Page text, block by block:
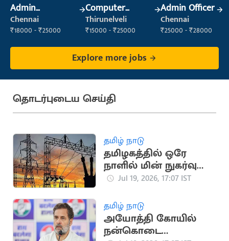
Admin
Supervisor
Chennai
₹18000 - ₹25000
Computer
Operator
Thirunelveli
₹15000 - ₹25000
Admin Officer
Chennai
₹25000 - ₹28000
Explore more jobs
தொடர்புடைய செய்தி
தமிழ் நாடு
தமிழகத்தில் ஒரே
நாளில் மின் நுகர்வு
475.45 மில்லியன்
Jul 19, 2026, 17:07 IST
தமிழ் நாடு
அயோத்தி கோயில்
நன்கொடை